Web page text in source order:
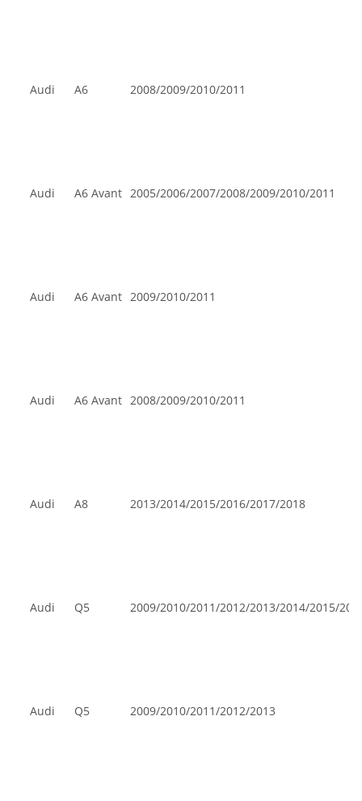
Audi A6 2008/2009/2010/2011
Audi A6 Avant 2005/2006/2007/2008/2009/2010/2011
Audi A6 Avant 2009/2010/2011
Audi A6 Avant 2008/2009/2010/2011
Audi A8 2013/2014/2015/2016/2017/2018
Audi Q5 2009/2010/2011/2012/2013/2014/2015/
Audi Q5 2009/2010/2011/2012/2013